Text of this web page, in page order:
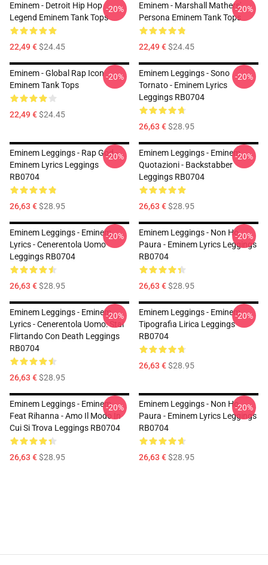
Eminem - Detroit Hip Hop
Legend Eminem Tank Tops
22,49 €$24.45
-20%
Eminem - Marshall Mathers'
Persona Eminem Tank Tops
22,49 €$24.45
-20%
Eminem - Global Rap Icon
Eminem Tank Tops
22,49 €$24.45
-20%
Eminem Leggings - Sono
Tornato - Eminem Lyrics
Leggings RB0704
26,63 €$28.95
-20%
Eminem Leggings - Rap God -
Eminem Lyrics Leggings
RB0704
26,63 €$28.95
-20%
Eminem Leggings - Eminem
Quotazioni - Backstabber
Leggings RB0704
26,63 €$28.95
-20%
Eminem Leggings - Eminem
Lyrics - Cenerentola Uomo
Leggings RB0704
26,63 €$28.95
-20%
Eminem Leggings - Non Ho
Paura - Eminem Lyrics Leggings
RB0704
26,63 €$28.95
-20%
Eminem Leggings - Eminem
Lyrics - Cenerentola Uomo: Stai
Flirtando Con Death Leggings
RB0704
26,63 €$28.95
-20%
Eminem Leggings - Eminem
Tipografia Lirica Leggings
RB0704
26,63 €$28.95
-20%
Eminem Leggings - Eminem
Feat Rihanna - Amo Il Modo In
Cui Si Trova Leggings RB0704
26,63 €$28.95
-20%
Eminem Leggings - Non Ho
Paura - Eminem Lyrics Leggings
RB0704
26,63 €$28.95
-20%